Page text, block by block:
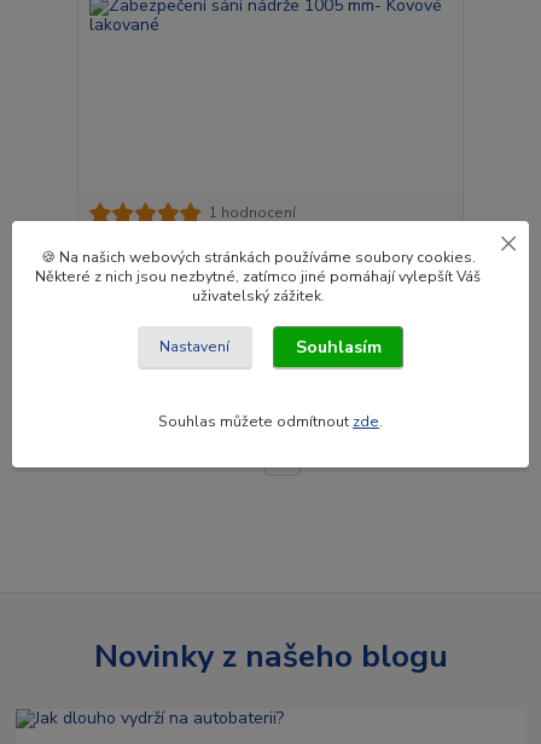
1 hodnocení
lakované
ks
Skladem
Novinky z našeho blogu
🍪 Na našich webových stránkách používáme soubory cookies.
Některé z nich jsou nezbytné, zatímco jiné pomáhají vylepšít Váš
uživatelský zážitek.
Nastavení Souhlasím
Souhlas můžete odmítnout zde.